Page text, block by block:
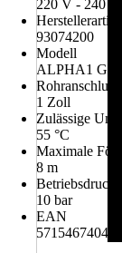
220 V - 240 V
93074200
Modell
ALPHA1 GO
Rohranschluss
1 Zoll
Zulässige
55 °C
Maximale
8 m
Betriebsdruck
10 bar
EAN
5715467404272